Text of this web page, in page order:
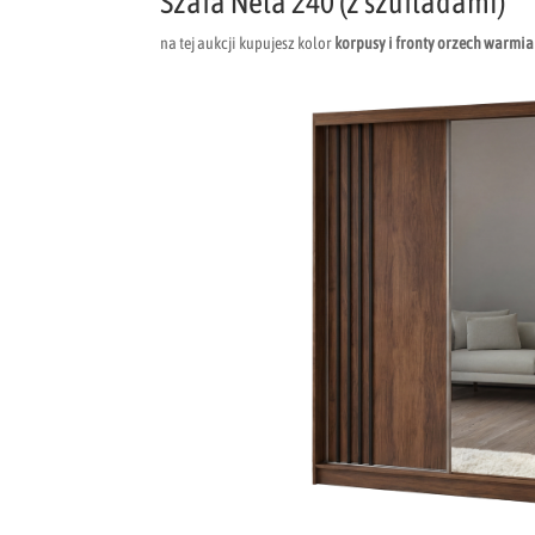
na tej aukcji kupujesz kolor korpusy i fronty orzech